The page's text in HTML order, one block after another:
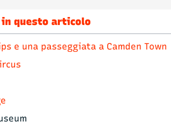
questo articolo
e una passeggiata a Camden Town